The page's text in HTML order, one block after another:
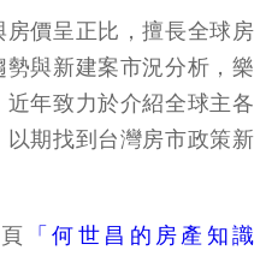
價呈正比，擅長全球房
與新建案市況分析，樂
年致力於介紹全球主各
期找到台灣房市政策新
「何世昌的房產知識